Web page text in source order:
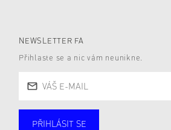
NEWSLETTER FA
Přihlaste se a nic vám neunikne.
PŘIHLÁSIT SE